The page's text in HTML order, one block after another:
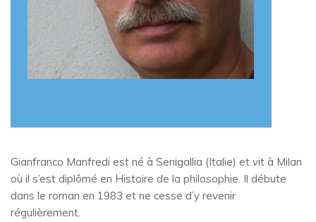
Gianfranco Manfredi est né à Senigallia (Italie) et vit à Milan
où il s’est diplômé en Histoire de la philosophie. Il débute
dans le roman en 1983 et ne cesse d’y revenir
régulièrement.